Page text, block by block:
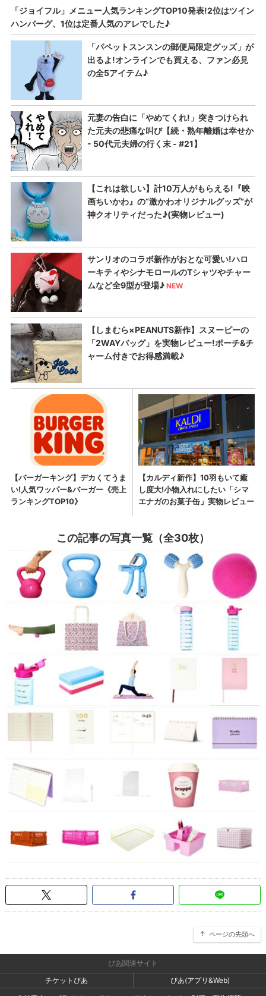
この記事の写真一覧（全30枚）
ページの先頭へ
ぴあ関連サイト
チケットぴあ
ぴあ(アプリ&Web)